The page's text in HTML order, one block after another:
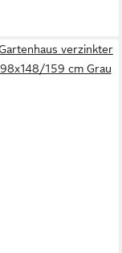
verzinkter
159 cm Grau